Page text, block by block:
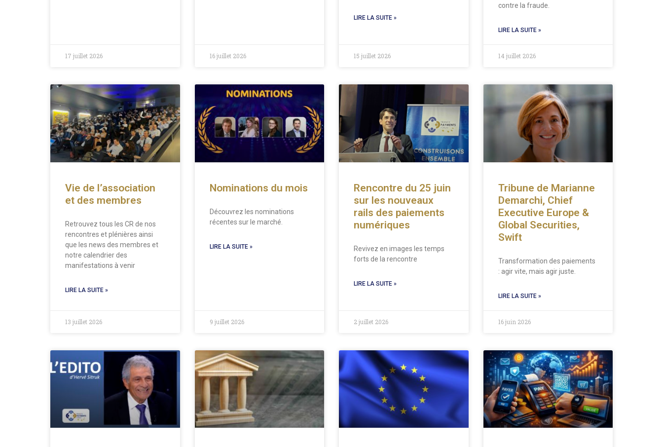
17 juillet 2026 16 juillet 2026
LIRE LA SUITE »
15 juillet 2026
contre la fraude.
LIRE LA SUITE »
14 juillet 2026
Vie de l’association
et des membres
Retrouvez tous les CR de nos
rencontres et plénières ainsi
que les news des membres et
notre calendrier des
manifestations à venir
LIRE LA SUITE »
13 juillet 2026
Nominations du mois
Découvrez les nominations
récentes sur le marché.
LIRE LA SUITE »
9 juillet 2026
Rencontre du 25 juin
sur les nouveaux
rails des paiements
numériques
Revivez en images les temps
forts de la rencontre
LIRE LA SUITE »
2 juillet 2026
Tribune de Marianne
Demarchi, Chief
Executive Europe &
Global Securities,
Swift
Transformation des paiements
: agir vite, mais agir juste.
LIRE LA SUITE »
16 juin 2026